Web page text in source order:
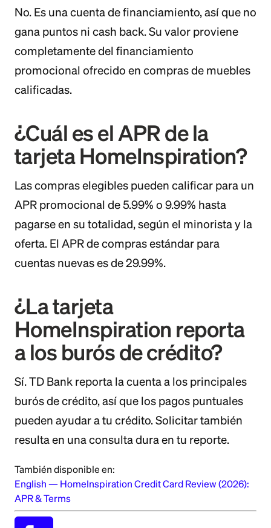
No. Es una cuenta de financiamiento, así que no
gana puntos ni cash back. Su valor proviene
completamente del financiamiento
promocional ofrecido en compras de muebles
calificadas.
¿Cuál es el APR de la
tarjeta HomeInspiration?
Las compras elegibles pueden calificar para un
APR promocional de 5.99% o 9.99% hasta
pagarse en su totalidad, según el minorista y la
oferta. El APR de compras estándar para
cuentas nuevas es de 29.99%.
¿La tarjeta
HomeInspiration reporta
a los burós de crédito?
Sí. TD Bank reporta la cuenta a los principales
burós de crédito, así que los pagos puntuales
pueden ayudar a tu crédito. Solicitar también
resulta en una consulta dura en tu reporte.
También disponible en:
English — HomeInspiration Credit Card Review (2026):
APR & Terms